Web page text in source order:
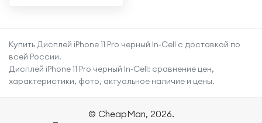
Купить Дисплей iPhone 11 Pro черный In-Cell с доставкой по
всей России.
Дисплей iPhone 11 Pro черный In-Cell: сравнение цен,
характеристики, фото, актуальное наличие и цены.
© CheapMan, 2026.